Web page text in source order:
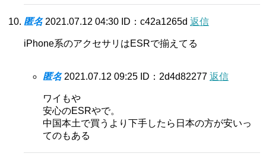
匿名 2021.07.12 04:30 ID：c42a1265d 返信
iPhone系のアクセサリはESRで揃えてる
匿名 2021.07.12 09:25 ID：2d4d82277 返信
ワイもや
安心のESRやで。
中国本土で買うより下手したら日本の方が安いっ
てのもある